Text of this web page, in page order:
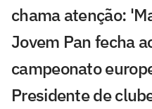
chama atenção:
Jovem Pan fecha
campeonato
Presidente de